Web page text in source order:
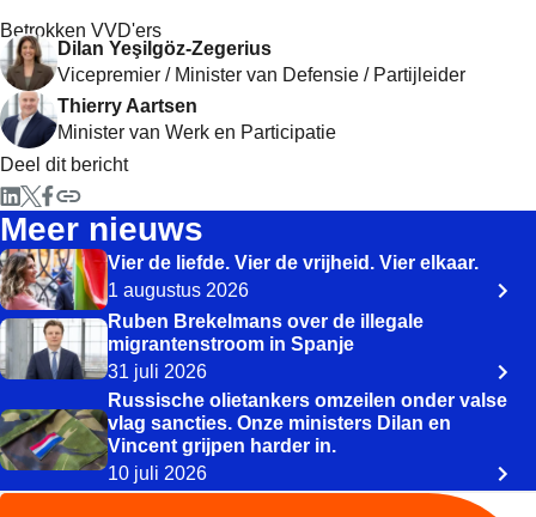
Betrokken VVD'ers
Dilan Yeşilgöz-Zegerius
Vicepremier / Minister van Defensie / Partijleider
Thierry Aartsen
Minister van Werk en Participatie
Deel dit bericht
Meer nieuws
Vier de liefde. Vier de vrijheid. Vier elkaar.
1 augustus 2026
Ruben Brekelmans over de illegale
migrantenstroom in Spanje
31 juli 2026
Russische olietankers omzeilen onder valse
vlag sancties. Onze ministers Dilan en
Vincent grijpen harder in.
10 juli 2026